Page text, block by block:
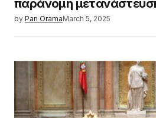
παράνομη
by Pan OramaMarch 5, 2025